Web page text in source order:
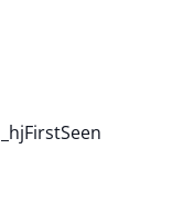
_hjFirstSeen